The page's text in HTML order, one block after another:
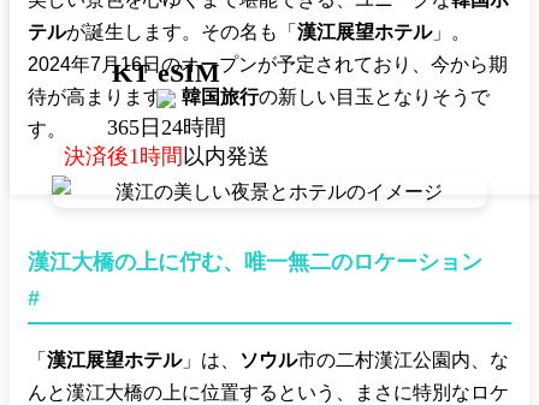
KT eSIM
365日24時間
決済後1時間以内発送
テルが誕生します。その名も「 漢江展望ホテル」。
2024年7月16日のオープンが予定されており、今から期
待が高まります。 韓国旅行の新しい目玉となりそうで
す。
漢江大橋の上に佇む、唯一無二のロケーション
#
「 漢江展望ホテル」は、 ソウル市の二村漢江公園内、な
んと漢江大橋の上に位置するという、まさに特別なロケ